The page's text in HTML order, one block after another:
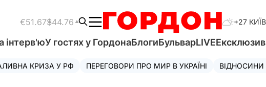
€51.67$44.76 +27 КИЇВ
інтерв'юУ гостях у ГордонаБлогиБульварLIVEЕксклюзив
КРИЗА У РФ ПЕРЕГОВОРИ ПРО МИР В УКРАЇНІ